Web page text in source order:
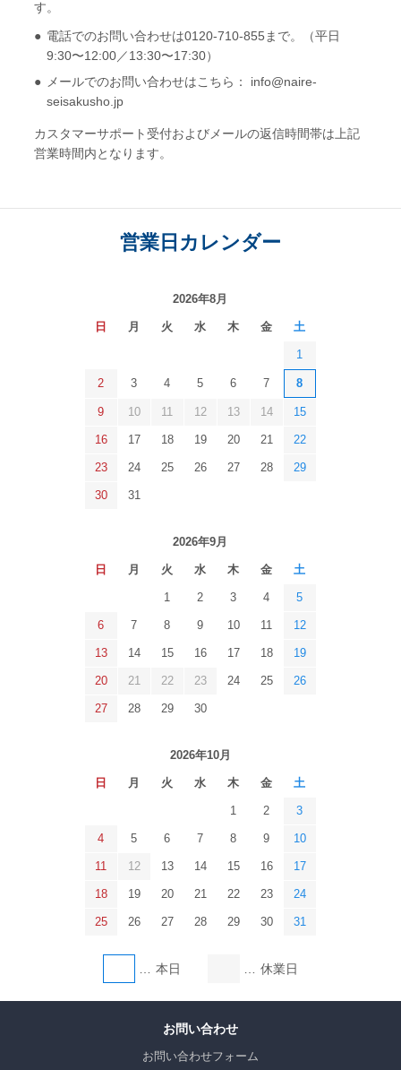
す。
電話でのお問い合わせは0120-710-855まで。（平日
9:30〜12:00／13:30〜17:30）
メールでのお問い合わせはこちら： info@naire-
seisakusho.jp
カスタマーサポート受付およびメールの返信時間帯は上記
営業時間内となります。
営業日カレンダー
2026年8月
日 月 火 水 木 金 土
1
2 3 4 5 6 7 8
9 10 11 12 13 14 15
16 17 18 19 20 21 22
23 24 25 26 27 28 29
30 31
2026年9月
日 月 火 水 木 金 土
1 2 3 4 5
6 7 8 9 10 11 12
13 14 15 16 17 18 19
20 21 22 23 24 25 26
27 28 29 30
2026年10月
日 月 火 水 木 金 土
1 2 3
4 5 6 7 8 9 10
11 12 13 14 15 16 17
18 19 20 21 22 23 24
25 26 27 28 29 30 31
本日 休業日
お問い合わせ
お問い合わせフォーム